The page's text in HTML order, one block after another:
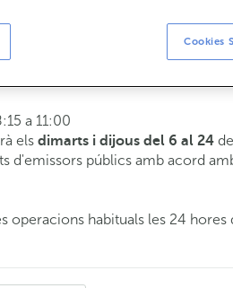
el dia i hora que triïs.
a 11:00
els dimarts i dijous del 6 al 24
d'emissors públics amb acord
operacions habituals les 24
Cookies